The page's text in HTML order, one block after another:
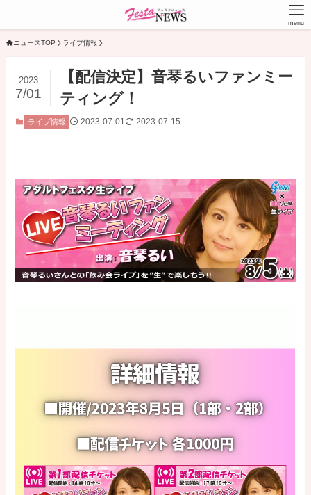
menu
ニュースTOP ライブ情報
【配信決定】音琴るいファンミー
ティング！
2023
7/01
ライブ情報 2023-07-01 2023-07-15